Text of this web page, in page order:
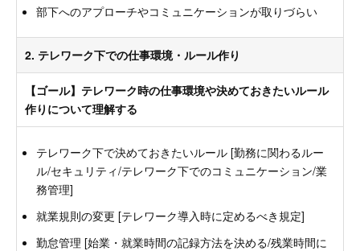
部下へのアプローチやコミュニケーションが取りづらい
2. テレワーク下での仕事環境・ルール作り
【ゴール】テレワーク時の仕事環境や決めておきたいルール
作りについて理解する
テレワーク下で決めておきたいルール [勤務に関わるルー
ル/セキュリティ/テレワーク下でのコミュニケーション/業
務管理]
就業規則の変更 [テレワーク導入時に定めるべき規定]
勤怠管理 [始業・就業時間の記録方法を決める/残業時間に